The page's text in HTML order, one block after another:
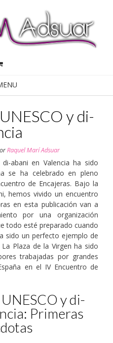
y di-
Raquel Marí Adsuar
abani en Valencia ha sido
se ha celebrado en pleno
de Encajeras. Bajo la
hemos vivido un encuentro
en esta publicación van a
por una organización
todo esté preparado cuando
sido un perfecto ejemplo de
Plaza de la Virgen ha sido
trabajadas por grandes
en el IV Encuentro de
y di-
Primeras